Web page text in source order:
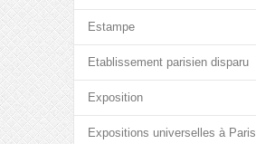
Estampe
Etablissement parisien disparu
Exposition
Expositions universelles à Paris